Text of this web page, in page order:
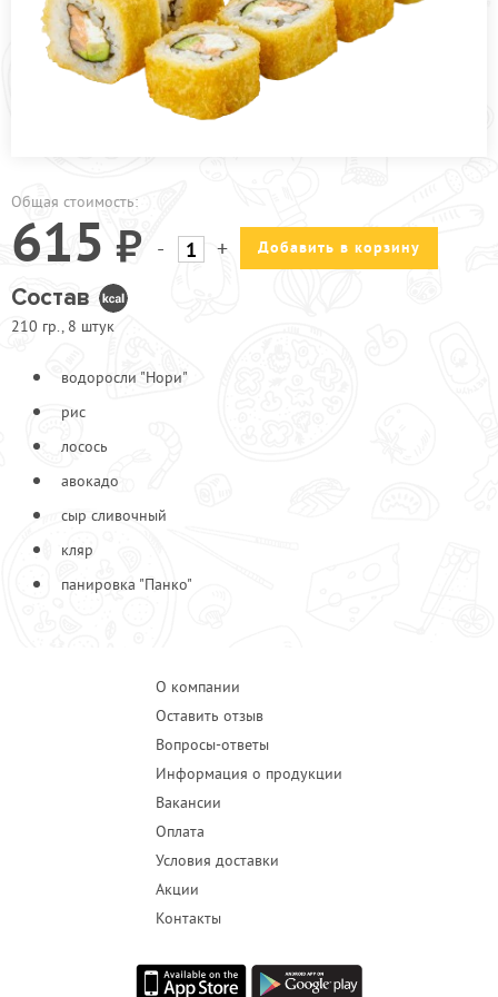
ПРОЧЕЕ
АКЦИИ
Общая стоимость:
615 - + Добавить в корзину
Состав
210 гр., 8 штук
водоросли "Нори"
рис
лосось
авокадо
сыр сливочный
кляр
панировка "Панко"
О компании
Оставить отзыв
Вопросы-ответы
Информация о продукции
Вакансии
Оплата
Условия доставки
Акции
Контакты